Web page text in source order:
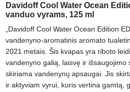
Davidoff Cool Water Ocean
vanduo vyrams, 125 ml
„Davidoff Cool Water Ocean Edition
vandenyno-aromatinis aromato
2021 metais. Šis kvapas yra riboto
vandenyno galią, laisvę ir išsaugojimo
skiriama vandenynų apsaugai. Jis
ir aktyviam vyrui, kuris vertina gamtą,